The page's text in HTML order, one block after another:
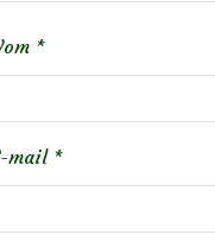
*
mail *